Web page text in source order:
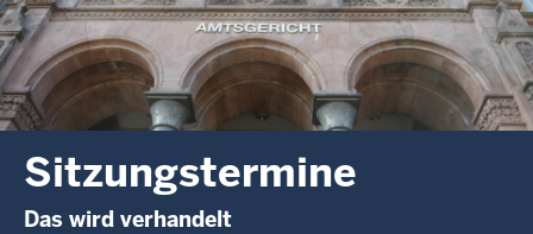
Sitzungstermine
Das wird verhandelt